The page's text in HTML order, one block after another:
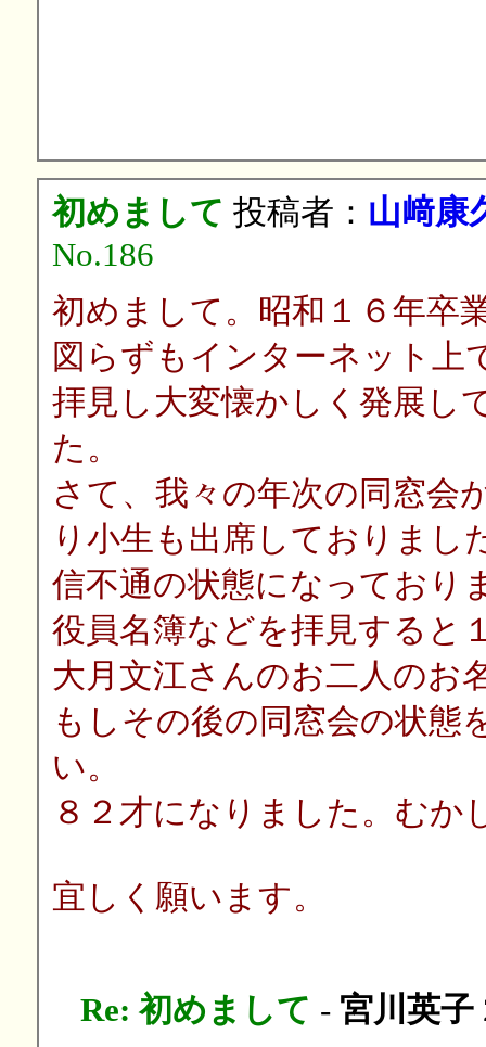
初めまして 投稿者： 山﨑康
No.186
初めまして。昭和１６年卒
図らずもインターネット上
拝見し大変懐かしく発展し
た。
さて、我々の年次の同窓会
り小生も出席しておりまし
信不通の状態になっており
役員名簿などを拝見する
大月文江さんのお二人のお
もしその後の同窓会の状態
い。
８２才になりました。むか
宜しく願います。
Re: 初めまして - 宮川英子